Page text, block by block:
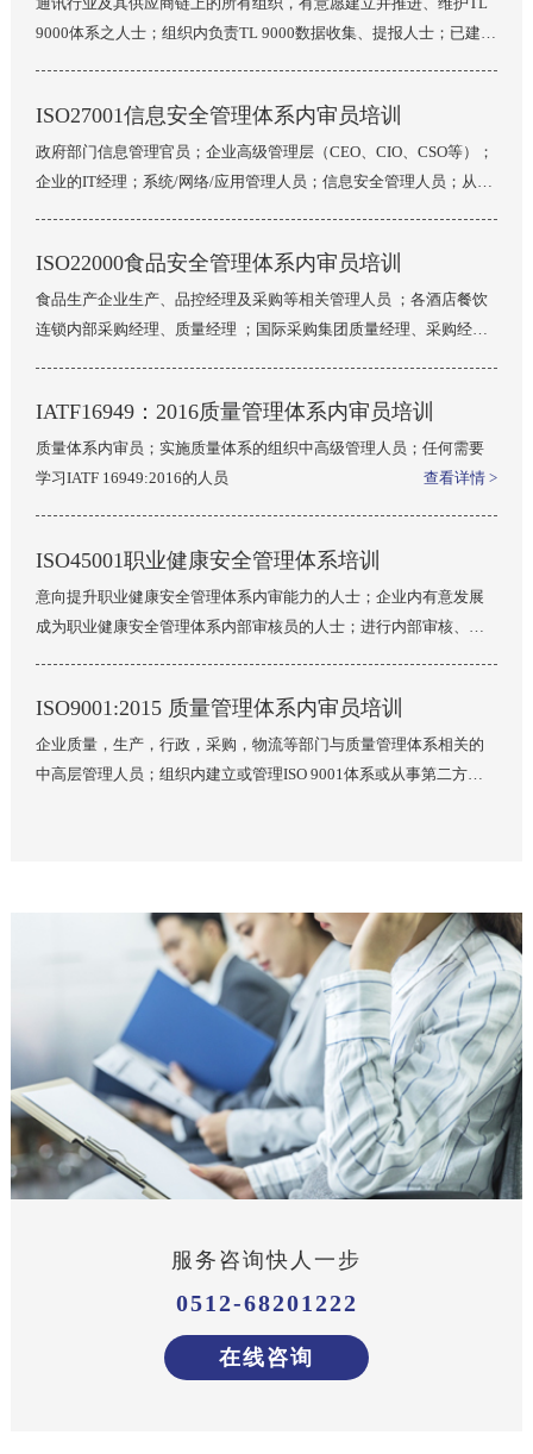
9000体系之人士；组织内负责TL 9000数据收集、提报人士；已建立
进组织绩效的人士
ISO27001信息安全管理体系内审员培训
政府部门信息管理官员；企业高级管理层（CEO、CIO、CSO等）；
企业的IT经理；系统/网络/应用管理人员；信息安全管理人员；从事
信息安全管理的人员以及所有欲将ISO 27001引入组织的人员
查看详情 >
ISO22000食品安全管理体系内审员培训
食品生产企业生产、品控经理及采购等相关管理人员 ；各酒店餐饮
连锁内部采购经理、质量经理 ；国际采购集团质量经理、采购经
IATF16949：2016质量管理体系内审员培训
质量体系内审员；实施质量体系的组织中高级管理人员；任何需要
学习IATF 16949:2016的人员
查看详情 >
ISO45001职业健康安全管理体系培训
意向提升职业健康安全管理体系内审能力的人士；企业内有意发展
成为职业健康安全管理体系内部审核员的人士；进行内部审核、第
ISO9001:2015 质量管理体系内审员培训
企业质量，生产，行政，采购，物流等部门与质量管理体系相关的
中高层管理人员；组织内建立或管理ISO 9001体系或从事第二方审
服务咨询快人一步
0512-68201222
在线咨询